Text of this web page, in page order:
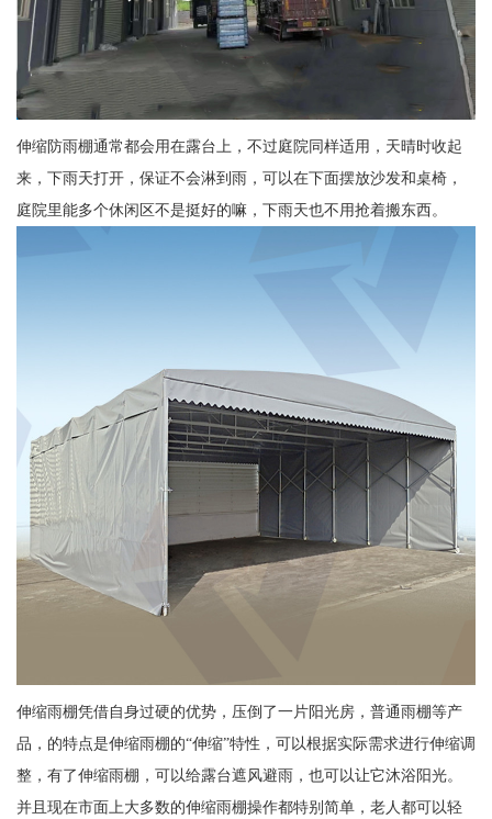
伸缩防雨棚通常都会用在露台上，不过庭院同样适用，天晴时收起
来，下雨天打开，保证不会淋到雨，可以在下面摆放沙发和桌椅，
庭院里能多个休闲区不是挺好的嘛，下雨天也不用抢着搬东西。
伸缩雨棚凭借自身过硬的优势，压倒了一片阳光房，普通雨棚等产
品，的特点是伸缩雨棚的“伸缩”特性，可以根据实际需求进行伸缩调
整，有了伸缩雨棚，可以给露台遮风避雨，也可以让它沐浴阳光。
并且现在市面上大多数的伸缩雨棚操作都特别简单，老人都可以轻